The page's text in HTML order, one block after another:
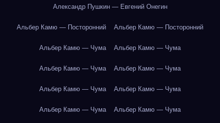
Александр Пушкин — Евгений Онегин
Альбер Камю — Посторонний Альбер Камю — Посторонний
Альбер Камю — Чума Альбер Камю — Чума
Альбер Камю — Чума Альбер Камю — Чума
Альбер Камю — Чума Альбер Камю — Чума
Альбер Камю — Чума Альбер Камю — Чума